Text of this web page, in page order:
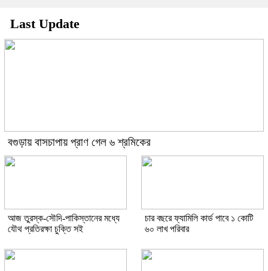
Last Update
বগুড়ায় বাসচাপায় প্রাণ গেল ৬ শ্রমিকের
আজ তুরস্ক-সৌদি-পাকিস্তানের মধ্যে
যৌথ প্রতিরক্ষা চুক্তি সই
চার বছরে ফ্যামিলি কার্ড পাবে ১ কোটি
৬০ লাখ পরিবার